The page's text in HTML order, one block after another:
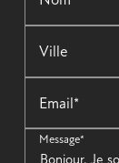
Ville
Email*
Message*